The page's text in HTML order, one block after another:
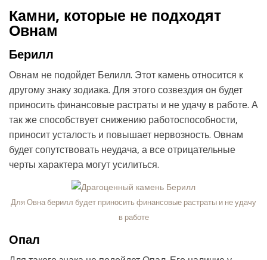
Камни, которые не подходят
Овнам
Берилл
Овнам не подойдет Белилл. Этот камень относится к
другому знаку зодиака. Для этого созвездия он будет
приносить финансовые растраты и не удачу в работе. А
так же способствует снижению работоспособности,
приносит усталость и повышает нервозность. Овнам
будет сопутствовать неудача, а все отрицательные
черты характера могут усилиться.
Для Овна берилл будет приносить финансовые растраты и не удачу
в работе
Опал